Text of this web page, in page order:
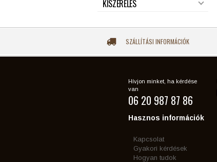
KISZERELÉS
SZÁLLÍTÁSI INFORMÁCIÓK
Hívjon minket, ha kérdése
van
06 20 987 87 86
Hasznos információk
Kapcsolat
Gyakori kérdések
Hogyan tudok